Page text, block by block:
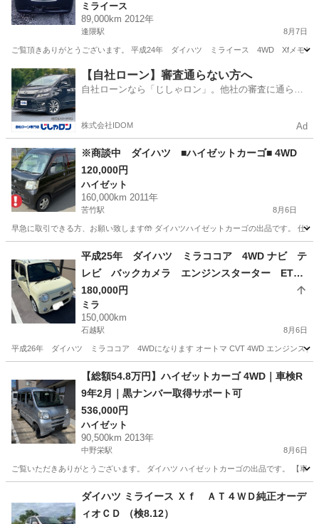
ダー 商談成立後、即納車可能(^_-)-☆
ミライース
89,000km 2012年
逢隈駅 8月7日
ご覧頂きありがとうございます。 平成24年 ダイハツ ミライース 4WD Xfメモリ
宮城 亘理郡 逢隈駅 ミライース 走行距離
【自社ローン】審査通らない方へ
自社ローンなら「じしゃロン」。他社の審査に通らな
株式会社IDOM Ad
※商談中 ダイハツ ■ハイゼットカーゴ■ 4WD
120,000円
ハイゼット
160,000km 2011年
苦竹駅 8月6日
早急に取引できる方、お願い致します🤲 ダイハツハイゼットカーゴの出品です。 仕
苦竹駅 ハイゼット
平成25年 ダイハツ ミラココア 4WD ナビ テ
レビ バックカメラ エンジンスターター ETC
車検令和10年8月
180,000円
ミラ
150,000km
石越駅 8月6日
平成26年 ダイハツ ミラココア 4WDになります オートマ CVT 4WD エンジンスタ
石越駅 ミラ スライドドア
【総額54.8万円】ハイゼットカーゴ 4WD｜車検R
9年2月｜黒ナンバー取得サポート可
536,000円
ハイゼット
90,500km 2013年
中野栄駅 8月6日
ご覧いただきありがとうございます。 ダイハツ ハイゼットカーゴの出品です。 【車
中野栄駅 ハイゼット
ダイハツ ミライース Ｘｆ ＡＴ４ＷＤ純正オーデ
ィオＣＤ （検8.12）